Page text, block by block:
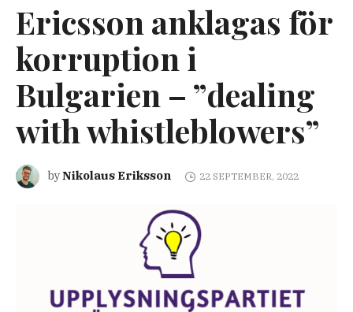
Ericsson anklagas för
korruption i
Bulgarien – ”dealing
with whistleblowers”
byNikolaus Eriksson 22 SEPTEMBER, 2022